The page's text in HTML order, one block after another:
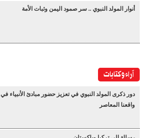
أنوار المولد النبوي .. سر صمود اليمن وثبات الأمة
آراء وكتابات
دور ذكرى المولد النبوي في تعزيز حضور مبادئ الأنبياء في
واقعنا المعاصر